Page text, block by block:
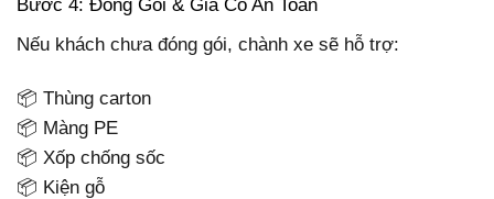
Bước 4: Đóng Gói & Gia Cố An Toàn
Nếu khách chưa đóng gói, chành xe sẽ hỗ trợ:
📦 Thùng carton
📦 Màng PE
📦 Xốp chống sốc
📦 Kiện gỗ